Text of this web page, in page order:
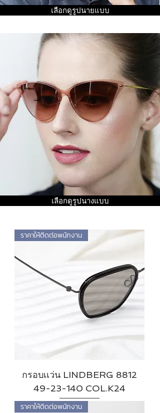
เลือกดูรูปนายแบบ
เลือกดูรูปนางแบบ
ราคาให้ติดต่อพนักงาน
กรอบเเว่น LINDBERG 8812
49-23-140 COL.K24
ราคาให้ติดต่อพนักงาน